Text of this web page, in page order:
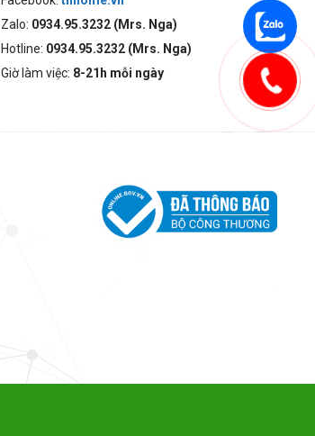
Zalo: 0934.95.3232 (Mrs. Nga)
Hotline: 0934.95.3232 (Mrs. Nga)
Giờ làm việc: 8-21h mỗi ngày